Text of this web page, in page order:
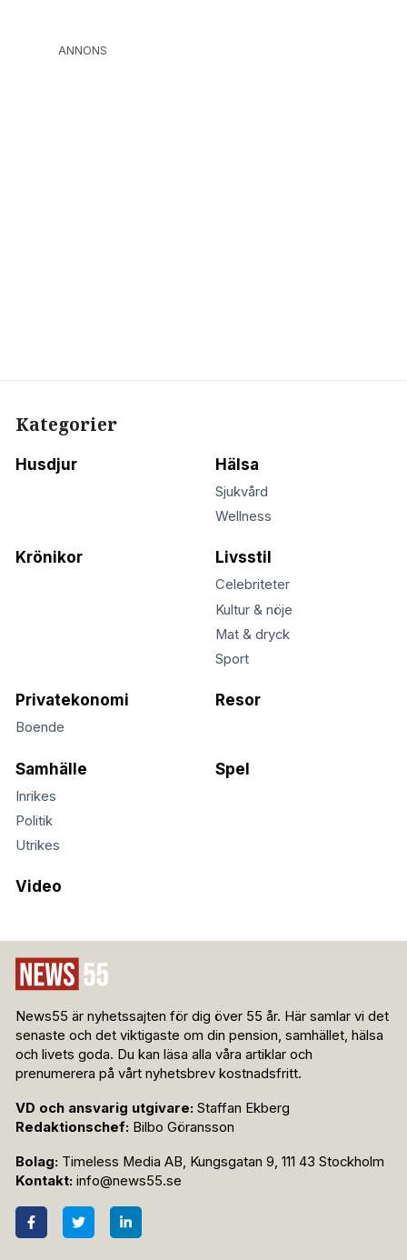
ANNONS
Kategorier
Husdjur Hälsa
Sjukvård
Wellness
Krönikor Livsstil
Celebriteter
Kultur & nöje
Mat & dryck
Sport
Privatekonomi
Boende
Resor
Samhälle
Inrikes
Politik
Utrikes
Spel
Video
News55 är nyhetssajten för dig över 55 år. Här samlar vi det
senaste och det viktigaste om din pension, samhället, hälsa
och livets goda. Du kan läsa alla våra artiklar och
prenumerera på vårt nyhetsbrev kostnadsfritt.
VD och ansvarig utgivare: Staffan Ekberg
Redaktionschef: Bilbo Göransson
Bolag: Timeless Media AB, Kungsgatan 9, 111 43 Stockholm
Kontakt: info@news55.se